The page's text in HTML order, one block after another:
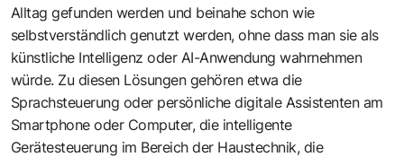
Alltag gefunden werden und beinahe schon wie
selbstverständlich genutzt werden, ohne dass man sie als
künstliche Intelligenz oder AI-Anwendung wahrnehmen
würde. Zu diesen Lösungen gehören etwa die
Sprachsteuerung oder persönliche digitale Assistenten am
Smartphone oder Computer, die intelligente
Gerätesteuerung im Bereich der Haustechnik, die